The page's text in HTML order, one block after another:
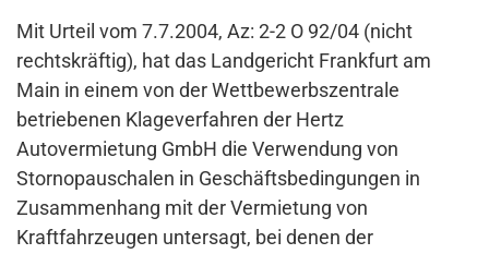
Mit Urteil vom 7.7.2004, Az: 2-2 O 92/04 (nicht
rechtskräftig), hat das Landgericht Frankfurt am
Main in einem von der Wettbewerbszentrale
betriebenen Klageverfahren der Hertz
Autovermietung GmbH die Verwendung von
Stornopauschalen in Geschäftsbedingungen in
Zusammenhang mit der Vermietung von
Kraftfahrzeugen untersagt, bei denen der